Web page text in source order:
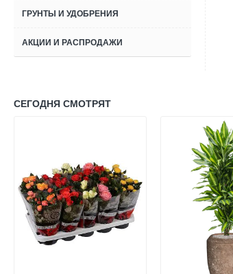
ГРУНТЫ И УДОБРЕНИЯ
АКЦИИ И РАСПРОДАЖИ
СЕГОДНЯ СМОТРЯТ